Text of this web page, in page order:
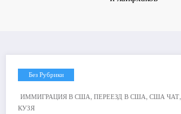
Без Рубрики
ИММИГРАЦИЯ В США, ПЕРЕЕЗД В США, США ЧАТ,
КУЗЯ